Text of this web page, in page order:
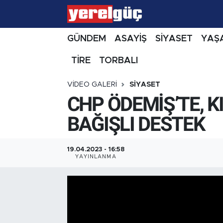
GÜNDEM ASAYİŞ SİYASET
TİRE TORBALI
VIDEO GALERI SIYASET
CHP ÖDEMİŞ’TE,
BAĞIŞLI DESTEK
19.04.2023 - 16:58
YAYINLANMA